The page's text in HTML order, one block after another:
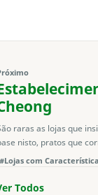
raras as lojas que
nisto, pratos que
#Lojas com
Todos